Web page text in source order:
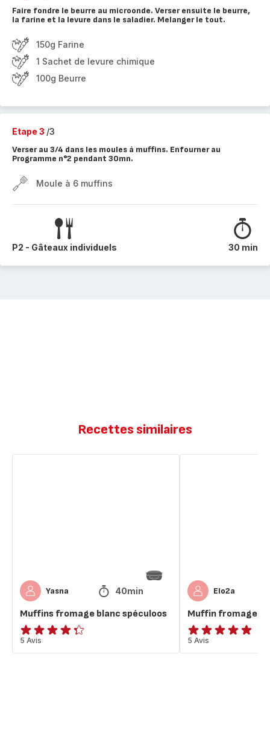
Faire fondre le beurre au microonde. Verser ensuite le beurre,
la farine et la levure dans le saladier. Melanger le tout.
150g Farine
1 Sachet de levure chimique
100g Beurre
Etape 3 /3
Verser au 3/4 dans les moules à muffins. Enfourner au
Programme n°2 pendant 30mn.
Moule à 6 muffins
P2 - Gâteaux individuels 30 min
Recettes similaires
Yasna 40min
Muffins fromage blanc spéculoos
ratings.4.3
5 Avis
Elo2a
Muffin fromage
ratings.4.8
5 Avis